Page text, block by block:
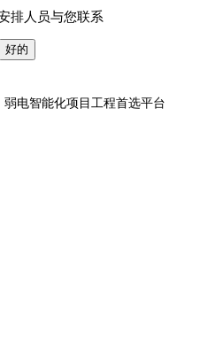
排人员与您联系
好的
电智能化项目工程首选平台